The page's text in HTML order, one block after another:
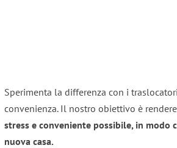
Sperimenta la differenza con i
convenienza. Il nostro obiettivo è
stress e conveniente possibile, in modo
nuova casa.